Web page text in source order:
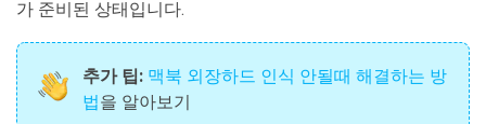
가 준비된 상태입니다.
추가 팁: 맥북 외장하드 인식 안될때 해결하는 방
법을 알아보기